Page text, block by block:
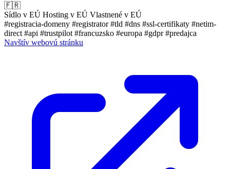
🇫🇷
Sídlo v EÚ Hosting v EÚ Vlastnené v EÚ
#registracia-domeny #registrator#tld #dns #ssl-certifikaty #netim-
direct #api #trustpilot #francuzsko #europa #gdpr#predajca
Navštív webovú stránku